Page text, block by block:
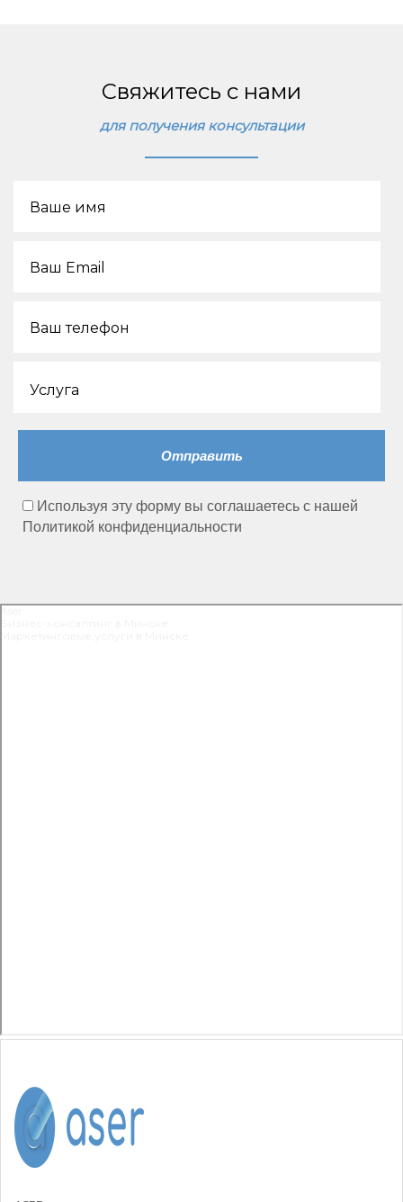
Свяжитесь с нами
для получения консультации
Ваше имя
Ваш Email
Ваш телефон
Услуга
Используя эту форму вы соглашаетесь с нашей
Политикой конфиденциальности